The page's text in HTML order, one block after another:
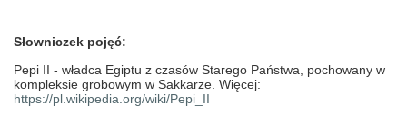
Słowniczek pojęć:
Pepi II - władca Egiptu z czasów Starego Państwa, pochowany w
kompleksie grobowym w Sakkarze. Więcej:
https://pl.wikipedia.org/wiki/Pepi_II